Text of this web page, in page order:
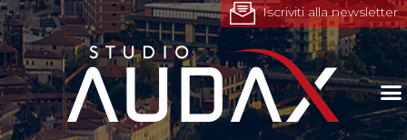
Iscriviti alla newsletter